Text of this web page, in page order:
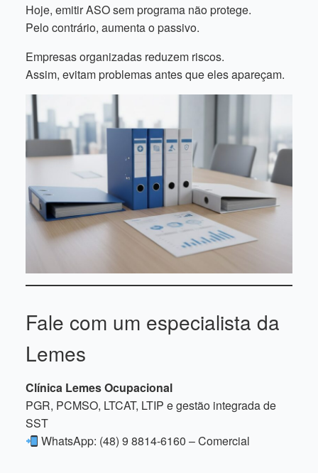
Hoje, emitir ASO sem programa não protege.
Pelo contrário, aumenta o passivo.
Empresas organizadas reduzem riscos.
Assim, evitam problemas antes que eles apareçam.
Fale com um especialista da
Lemes
Clínica Lemes Ocupacional
PGR, PCMSO, LTCAT, LTIP e gestão integrada de
SST
WhatsApp: (48) 9 8814-6160 – Comercial